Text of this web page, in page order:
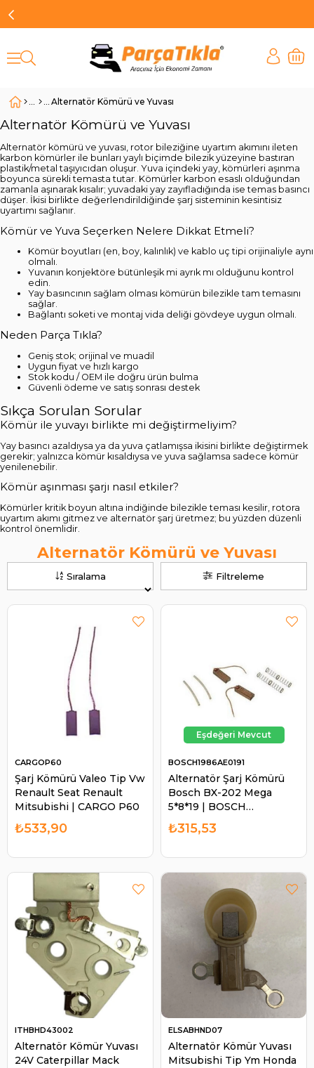
Alternatör Kömürü ve Yuvası
Alternatör Kömürü ve Yuvası
Alternatör kömürü ve yuvası, rotor bileziğine uyartım akımını ileten
karbon kömürler ile bunları yaylı biçimde bilezik yüzeyine bastıran
plastik/metal taşıyıcıdan oluşur. Yuva içindeki yay, kömürleri aşınma
boyunca sürekli temasta tutar. Kömürler karbon esaslı olduğundan
zamanla aşınarak kısalır; yuvadaki yay zayıfladığında ise temas basıncı
düşer. İkisi birlikte değerlendirildiğinde şarj sisteminin kesintisiz
uyartımı sağlanır.
Kömür ve Yuva Seçerken Nelere Dikkat Etmeli?
Kömür boyutları (en, boy, kalınlık) ve kablo uç tipi orijinaliyle aynı
olmalı.
Yuvanın konjektöre bütünleşik mi ayrık mı olduğunu kontrol
edin.
Yay basıncının sağlam olması kömürün bilezikle tam temasını
sağlar.
Bağlantı soketi ve montaj vida deliği gövdeye uygun olmalı.
Neden Parça Tıkla?
Geniş stok; orijinal ve muadil
Uygun fiyat ve hızlı kargo
Stok kodu / OEM ile doğru ürün bulma
Güvenli ödeme ve satış sonrası destek
Sıkça Sorulan Sorular
Kömür ile yuvayı birlikte mi değiştirmeliyim?
Yay basıncı azaldıysa ya da yuva çatlamışsa ikisini birlikte değiştirmek
gerekir; yalnızca kömür kısaldıysa ve yuva sağlamsa sadece kömür
yenilenebilir.
Kömür aşınması şarjı nasıl etkiler?
Kömürler kritik boyun altına indiğinde bilezikle teması kesilir, rotora
uyartım akımı gitmez ve alternatör şarj üretmez; bu yüzden düzenli
kontrol önemlidir.
Filtreleme
Sıralama
Alternatör Kömürü ve Yuvası
Şarj Kömürü Valeo Tip Vw
Renault Seat Renault
Mitsubishi | CARGO P60
CARGOP60
₺533,90
Alternatör Şarj Kömürü
Bosch BX-202 Mega
5*8*19 | BOSCH
1986AE0191
BOSCH1986AE0191
₺315,53
Alternatör Kömür Yuvası
24V Caterpillar Mack
ITHBHD43002
Alternatör Kömür Yuvası
Mitsubishi Tip Ym Honda
ELSABHND07